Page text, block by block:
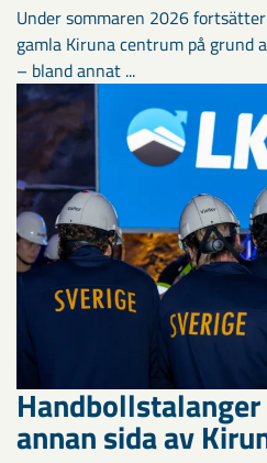
Under sommaren 2026
gamla Kiruna centrum på grund
– bland annat ...
annan sida av